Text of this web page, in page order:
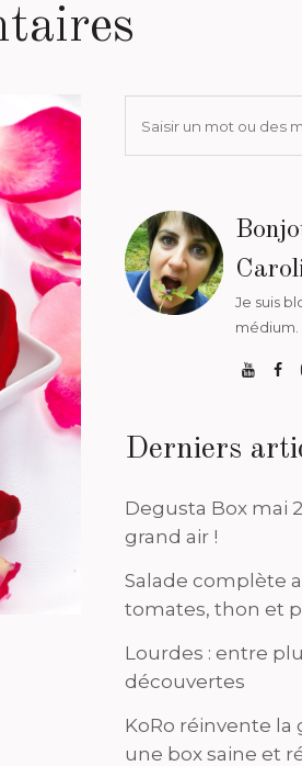
Je suis
médium.
Derniers
Degusta Box mai
grand air !
Salade complète
tomates, thon et
Lourdes : entre
découvertes
KoRo réinvente
une box saine et